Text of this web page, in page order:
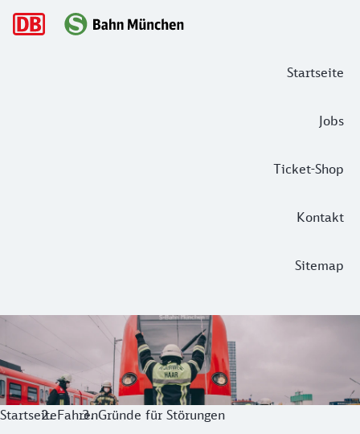
Startseite
Jobs
Ticket-Shop
Kontakt
Sitemap
Hauptnavigation
Gründe für Störungen und
"Notarzteinsatz auf der Strecke", "Technische Störung
Trotz aller Vorsorge lassen sich solche unvorhersehbaren
StartseiteFahrenGründe für Störungen